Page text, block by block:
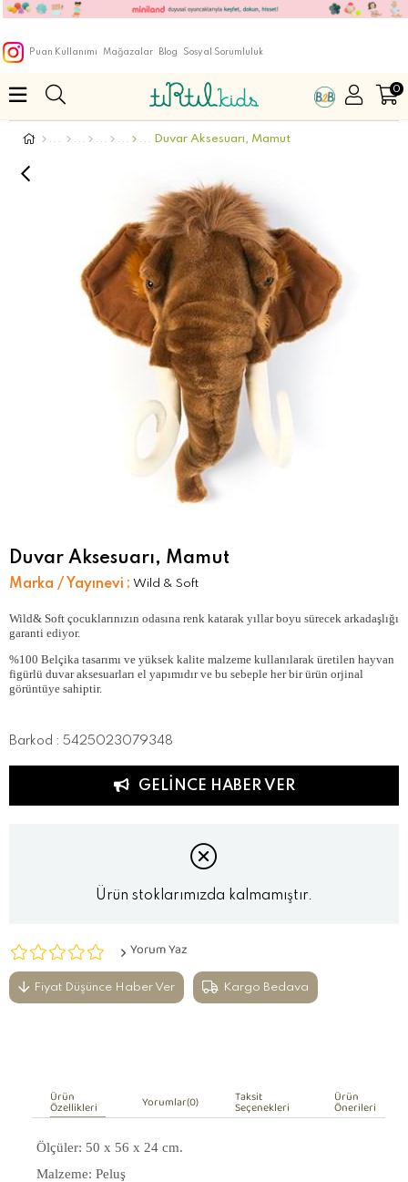
Puan Kullanımı Mağazalar Blog Sosyal Sorumluluk
0
Duvar Aksesuarı, Mamut
Duvar Aksesuarı, Mamut
Marka / Yayınevi : Wild & Soft
Wild& Soft çocuklarınızın odasına renk katarak yıllar boyu sürecek arkadaşlığı
garanti ediyor.
%100 Belçika tasarımı ve yüksek kalite malzeme kullanılarak üretilen hayvan
figürlü duvar aksesuarları el yapımıdır ve bu sebeple her bir ürün orjinal
görüntüye sahiptir.
Barkod : 5425023079348
GELINCE HABER VER
Ürün stoklarımızda kalmamıştır.
Yorum Yaz
Fiyat Düşünce Haber Ver Kargo Bedava
Ürün
Özellikleri Yorumlar(0) Taksit
Seçenekleri Ürün
Önerileri
Ölçüler: 50 x 56 x 24 cm.
Malzeme: Peluş